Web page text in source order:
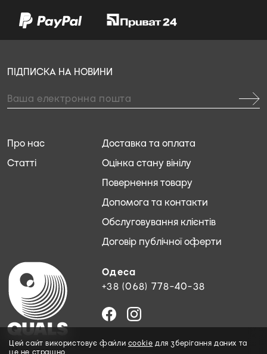
Одеса
+38 (068) 778-40-38
Доставка та оплата
Оцінка стану вінілу
Повернення товару
Допомога та контакти
Обслуговування клієнтів
Договір публічної оферти
Про нас
Статті
ПІДПИСКА НА НОВИНИ
Цей сайт використовує файли cookie для зберігання даних та
це не страшно